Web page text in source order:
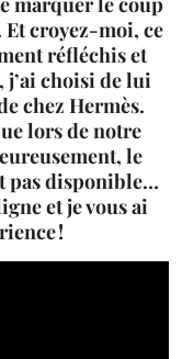
croyez-moi, ce
réfléchis et
j’ai choisi de lui
chez Hermès.
lors de notre
le
pas disponible…
et je vous ai
!